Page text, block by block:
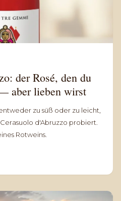
der Rosé, den du
aber lieben wirst
zu süß oder zu leicht,
d'Abruzzo probiert.
Rotweins.